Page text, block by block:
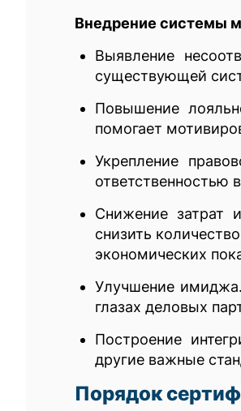
Внедрение системы
Выявление
существующей
Повышение
помогает
Укрепление
ответственностью
Снижение затрат
снизить
экономических
Улучшение имиджа.
глазах деловых
Построение
другие важные
Порядок